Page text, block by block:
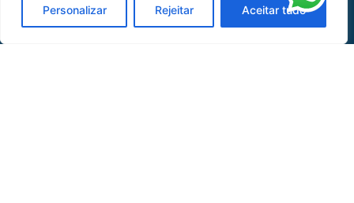
Personalizar Rejeitar Aceitar tudo
Oficina de Mangueiras